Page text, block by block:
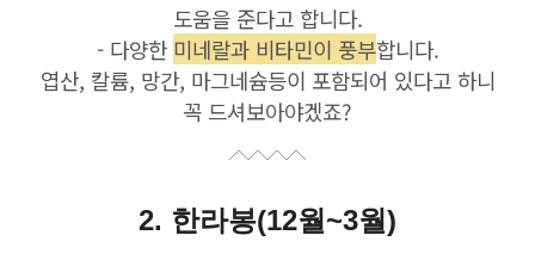
도움을 준다고 합니다.
- 다양한 미네랄과 비타민이 풍부합니다.
엽산, 칼륨, 망간, 마그네슘등이 포함되어 있다고 하니
꼭 드셔보아야겠죠?
2. 한라봉(12월~3월)